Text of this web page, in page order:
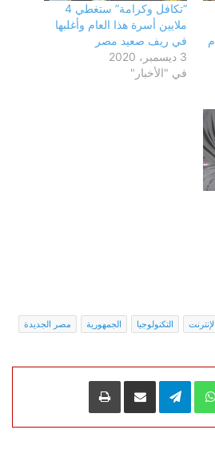
“تكافل وكرامة” ستغطي 4
ملايين أسرة هذا العام وأغلبها
في ريف صعيد مصر
3 ديسمبر، 2020
في "الأخبار"
الإنترنت التكنولوجيا الجمهورية
مصر الجديدة
WhatsApp
Telegramمشاركة عبر البريد طباعة